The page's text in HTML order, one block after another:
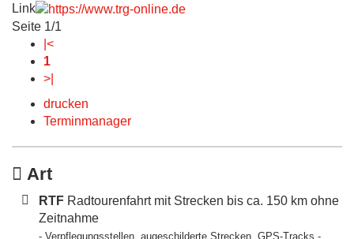
Link
Seite 1/1
|<
1
>|
drucken
Terminmanager
Art
RTF Radtourenfahrt mit Strecken bis ca. 150 km ohne
Zeitnahme
- Verpflegungsstellen, augeschilderte Strecken, GPS-Tracks -